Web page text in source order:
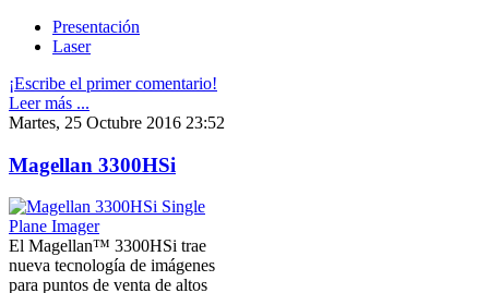
Presentación
Laser
¡Escribe el primer comentario!
Leer más ...
Martes, 25 Octubre 2016 23:52
Magellan 3300HSi
El Magellan™ 3300HSi trae
nueva tecnología de imágenes
para puntos de venta de altos